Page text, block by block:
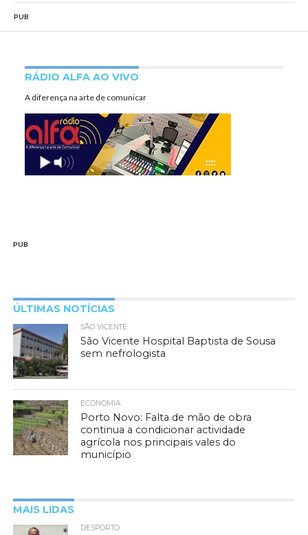
PUB
RÁDIO ALFA AO VIVO
A diferença na arte de comunicar
PUB
ÚLTIMAS NOTÍCIAS
SÃO VICENTE
São Vicente Hospital Baptista de Sousa
sem nefrologista
ECONOMIA
Porto Novo: Falta de mão de obra
continua a condicionar actividade
agrícola nos principais vales do
município
MAIS LIDAS
DESPORTO